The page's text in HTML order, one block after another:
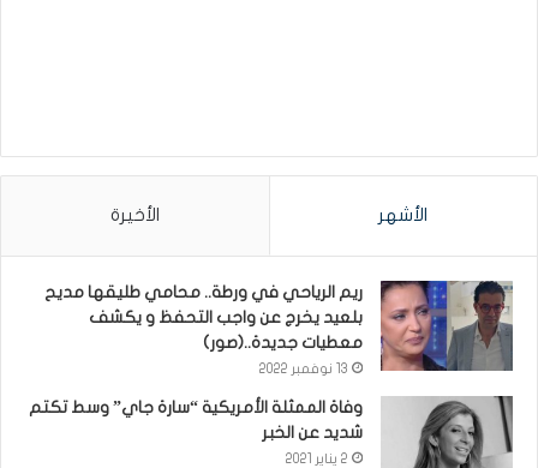
الأشهر الأخيرة
ريم الرياحي في ورطة.. محامي طليقها مديح
بلعيد يخرج عن واجب التحفظ و يكشف
معطيات جديدة..(صور)
13 نوفمبر 2022
وفاة الممثلة الأمريكية “سارة جاي” وسط تكتم
شديد عن الخبر
2 يناير 2021